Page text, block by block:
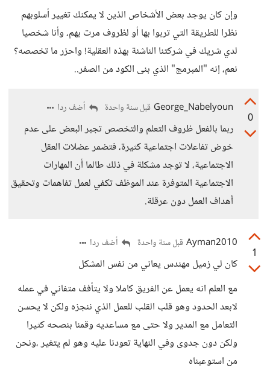
وإن كان يوجد بعض الأشخاص الذين لا يمكنك تغيير أسلوبهم
نظرا للطريقة التي تربوا بها أو لظروف مرت بهم، وأنا شخصيا
لدي شريك في شركتنا الناشئة بهذه العقلية! واحزر ما تخصصه؟
نعم، إنه "المبرمج" الذي بنى الكود من الصفر..
0
George_Nabelyoun قبل سنة واحدة أضف ردا
ربما بالفعل ظروف التعلم والتخصص تجبر البعض على عدم
خوض تفاعلات اجتماعية كثيرة، فتضمر عضلات العقل
الاجتماعية، لا توجد مشكلة في ذلك طالما أن المهارات
الاجتماعية المتوفرة عند الموظف تكفي لعمل تفاهمات وتحقيق
أهداف العمل دون عرقلة.
1
Ayman2010 قبل سنة واحدة أضف ردا
كان لي زميل مهندس يعاني من نفس المشكل
مع العلم انه يعمل عن الفريق كاملا ولا يتأفف متفاني في عمله
لابعد الحدود وهو قلب القلب للعمل الذي ننجزه ولكن لا يحسن
التعامل مع المدير ولا حتى مع مساعديه وقمنا بنصحه كثيرا
ولكن دون جدوى وفي النهاية تعودنا عليه وهو لم يتغير ،ونحن
من استوعبناه